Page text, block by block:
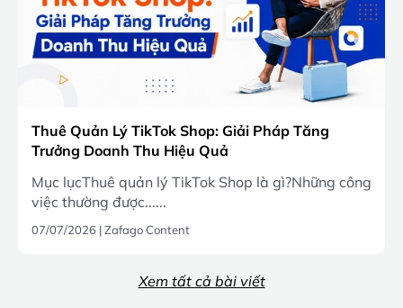
Thuê Quản Lý TikTok Shop: Giải Pháp Tăng
Trưởng Doanh Thu Hiệu Quả
Mục lụcThuê quản lý TikTok Shop là gì?Những công
việc thường được......
07/07/2026 |Zafago Content
Xem tất cả bài viết